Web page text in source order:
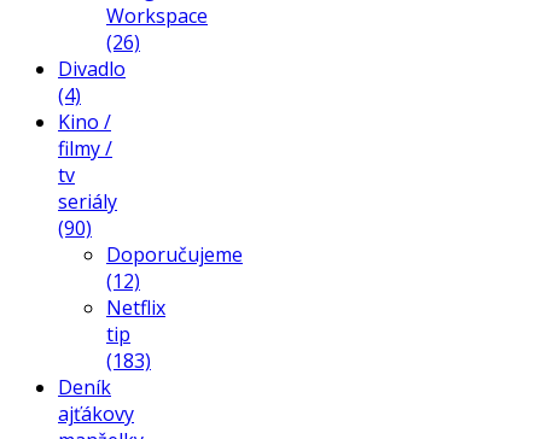
Workspace
(26)
Divadlo
(4)
Kino /
filmy /
tv
seriály
(90)
Doporučujeme
(12)
Netflix
tip
(183)
Deník
ajťákovy